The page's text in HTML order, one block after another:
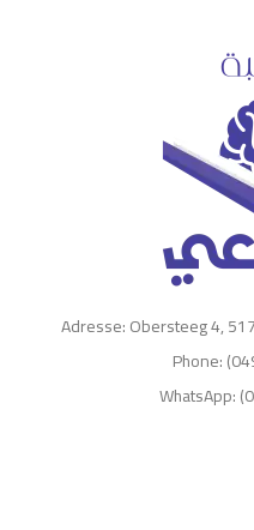
Adresse: Obersteeg 4,
Phone:
WhatsApp: